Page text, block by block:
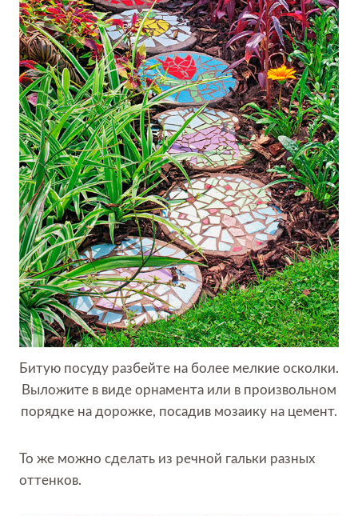
Битую посуду разбейте на более мелкие осколки.
Выложите в виде орнамента или в произвольном
порядке на дорожке, посадив мозаику на цемент.
То же можно сделать из речной гальки разных
оттенков.